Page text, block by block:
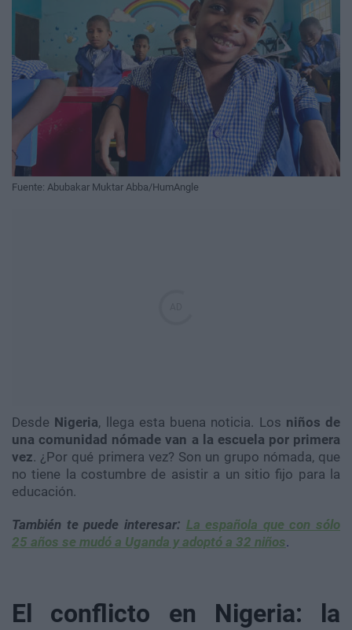
Fuente: Abubakar Muktar Abba/HumAngle
Desde Nigeria, llega esta buena noticia. Los niños de
una comunidad nómade van a la escuela por primera
vez. ¿Por qué primera vez? Son un grupo nómada, que
no tiene la costumbre de asistir a un sitio fijo para la
educación.
También te puede interesar: La española que con sólo
25 años se mudó a Uganda y adoptó a 32 niños.
El conflicto en Nigeria: la